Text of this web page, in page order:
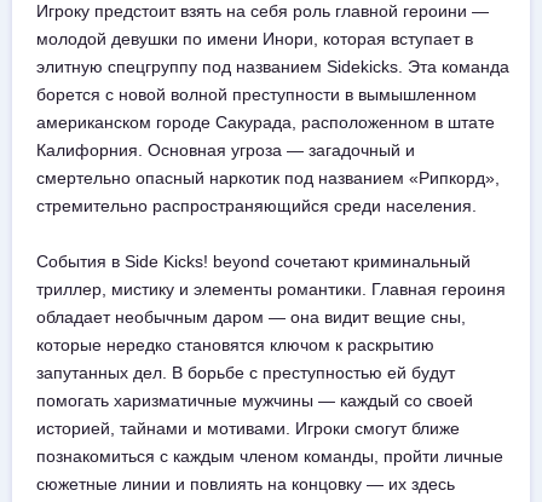
Игроку предстоит взять на себя роль главной героини —
молодой девушки по имени Инори, которая вступает в
элитную спецгруппу под названием Sidekicks. Эта команда
борется с новой волной преступности в вымышленном
американском городе Сакурада, расположенном в штате
Калифорния. Основная угроза — загадочный и
смертельно опасный наркотик под названием «Рипкорд»,
стремительно распространяющийся среди населения.
События в Side Kicks! beyond сочетают криминальный
триллер, мистику и элементы романтики. Главная героиня
обладает необычным даром — она видит вещие сны,
которые нередко становятся ключом к раскрытию
запутанных дел. В борьбе с преступностью ей будут
помогать харизматичные мужчины — каждый со своей
историей, тайнами и мотивами. Игроки смогут ближе
познакомиться с каждым членом команды, пройти личные
сюжетные линии и повлиять на концовку — их здесь